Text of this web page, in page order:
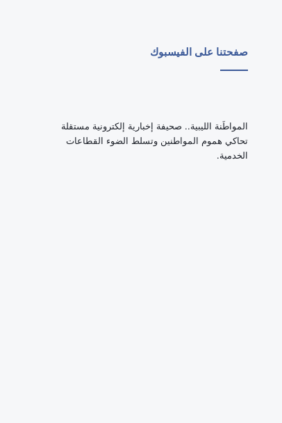
صفحتنا على الفيسبوك
‏المواطَنة الليبية.. صحيفة إخبارية إلكترونية مستقلة
تحاكي هموم المواطنين وتسلط الضوء القطاعات
الخدمية.